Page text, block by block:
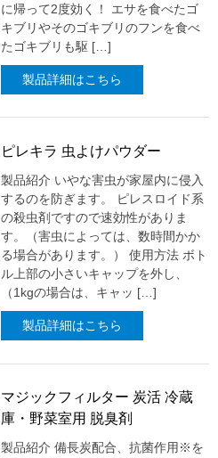
に帰って2度効く！ エサを食べたゴ
キブリやそのゴキブリのフンを食べ
たゴキブリも駆 […]
製品詳細はこちら
ピレキラ 虫よけパウダー
製品紹介 いやな害虫が家屋内に侵入
するのを防ぎます。 ピレスロイド系
の殺虫剤ですので速効性がありま
す。（害虫によっては、数時間かか
る場合があります。） 使用方法 ボト
ル上部の小さいキャップを外し、
（1kgの場合は、キャッ […]
製品詳細はこちら
マジックフィルター 炭活 冷蔵
庫・野菜室用 脱臭剤
製品紹介 備長炭配合、抗菌作用※を